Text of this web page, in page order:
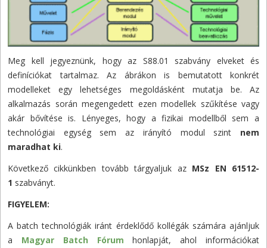
Meg kell jegyeznünk, hogy az S88.01 szabvány elveket és
definíciókat tartalmaz. Az ábrákon is bemutatott konkrét
modelleket egy lehetséges megoldásként mutatja be. Az
alkalmazás során megengedett ezen modellek szűkítése vagy
akár bővítése is. Lényeges, hogy a fizikai modellből sem a
technológiai egység sem az irányító modul szint nem
maradhat ki.
Következő cikkünkben tovább tárgyaljuk az MSz EN 61512-
1 szabványt.
FIGYELEM:
A batch technológiák iránt érdeklődő kollégák számára ajánljuk
a Magyar Batch Fórum honlapját, ahol információkat